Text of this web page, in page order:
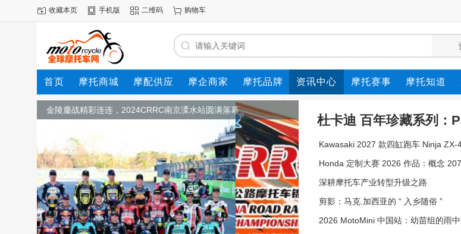
收藏本页 手机版 二维码 购物车
首页 摩托商城 摩配供应 摩企商家 摩托品牌 资讯中心 摩托赛事 摩托知道
动态
金陵鏖战精彩连连，2024CRRC南京溧水站圆满落幕
杜卡迪 百年珍藏系列：
0
Kawasaki 2027 款四缸跑车 Ninja ZX-
Honda 定制大赛 2026 作品：概念
深耕摩托车产业转型升级之路
剪影：马克.加西亚的 “ 入乡随俗 ”
2026 MotoMini 中国站：幼苗组的雨